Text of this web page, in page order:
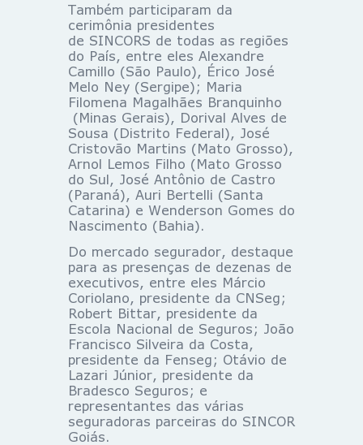
Também participaram da
cerimônia presidentes
de SINCORS de todas as regiões
do País, entre eles Alexandre
Camillo (São Paulo), Érico José
Melo Ney (Sergipe); Maria
Filomena Magalhães Branquinho
(Minas Gerais), Dorival Alves de
Sousa (Distrito Federal), José
Cristovão Martins (Mato Grosso),
Arnol Lemos Filho (Mato Grosso
do Sul, José Antônio de Castro
(Paraná), Auri Bertelli (Santa
Catarina) e Wenderson Gomes do
Nascimento (Bahia).
Do mercado segurador, destaque
para as presenças de dezenas de
executivos, entre eles Márcio
Coriolano, presidente da CNSeg;
Robert Bittar, presidente da
Escola Nacional de Seguros; João
Francisco Silveira da Costa,
presidente da Fenseg; Otávio de
Lazari Júnior, presidente da
Bradesco Seguros; e
representantes das várias
seguradoras parceiras do SINCOR
Goiás.